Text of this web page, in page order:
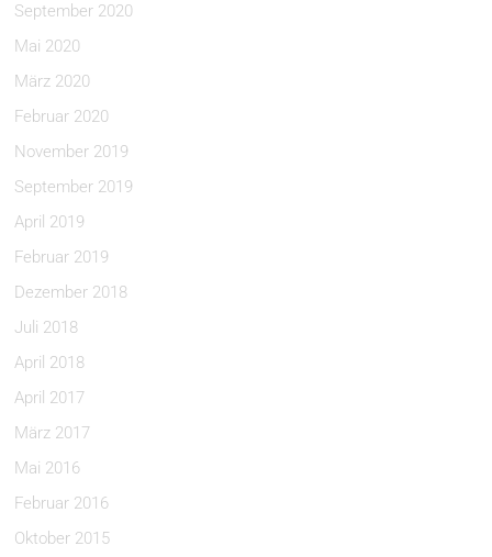
September 2020
Mai 2020
März 2020
Februar 2020
November 2019
September 2019
April 2019
Februar 2019
Dezember 2018
Juli 2018
April 2018
April 2017
März 2017
Mai 2016
Februar 2016
Oktober 2015